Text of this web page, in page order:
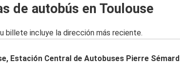
de autobús en Toulouse
billete incluye la dirección más reciente.
Estación Central de Autobuses Pierre Sémard